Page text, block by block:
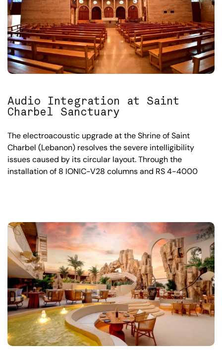
Audio Integration at Saint
Charbel Sanctuary
The electroacoustic upgrade at the Shrine of Saint
Charbel (Lebanon) resolves the severe intelligibility
issues caused by its circular layout. Through the
installation of 8 IONIC-V28 columns and RS 4-4000